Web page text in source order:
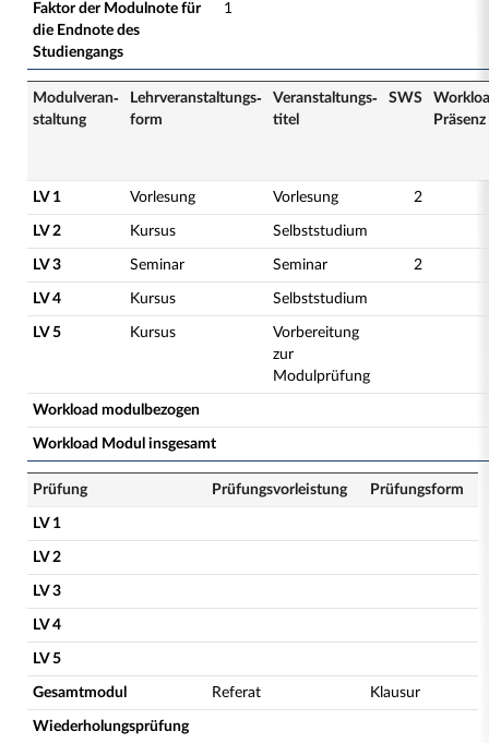
Faktor der Modulnote für
die Endnote des
Studiengangs
1
Modulveran­
staltung
Lehrveranstaltungs­
form
Veranstaltungs­
titel
SWS
Präsenz
LV 1 Vorlesung Vorlesung 2
LV 2 Kursus Selbststudium
LV 3 Seminar Seminar 2
LV 4 Kursus Selbststudium
LV 5 Kursus
Vorbereitung
zur
Modulprüfung
Workload modulbezogen
Workload Modul insgesamt
Prüfung Prüfungsvorleistung Prüfungsform
LV 1
LV 2
LV 3
LV 4
LV 5
Gesamtmodul Referat Klausur
Wiederholungsprüfung